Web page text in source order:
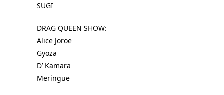
SUGI
DRAG QUEEN SHOW:
Alice Joroe
Gyoza
D’ Kamara
Meringue